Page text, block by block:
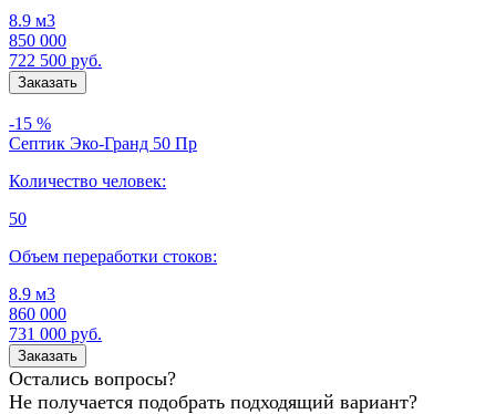
8.9 м3
850 000
722 500 руб.
-15 %
Септик Эко-Гранд 50 Пр
Количество человек:
50
Объем переработки стоков:
8.9 м3
860 000
731 000 руб.
Остались вопросы?
Не получается подобрать подходящий вариант?